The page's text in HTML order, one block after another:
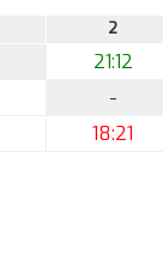
2
21:12
-
18:21